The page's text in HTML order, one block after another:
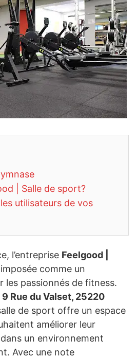
| Salle de sport?
utilisateurs de vos
l’entreprise Feelgood |
imposée comme un
les passionnés de fitness.
9 Rue du Valset, 25220
de sport offre un espace
améliorer leur
un environnement
Avec une note